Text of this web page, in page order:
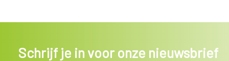
Schrijf je in voor onze nieuwsbrief